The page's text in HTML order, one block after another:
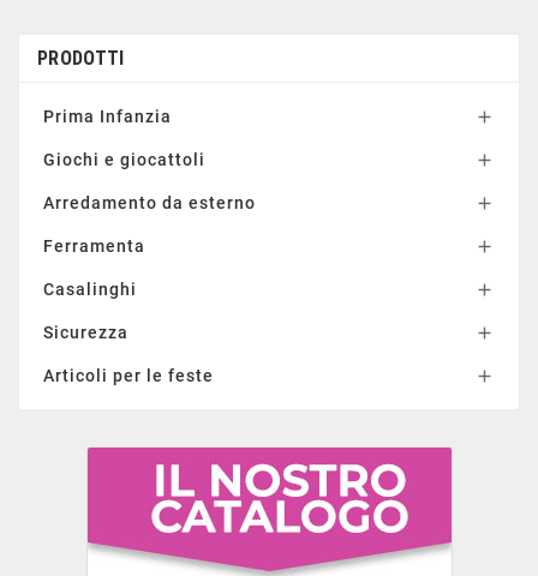
PRODOTTI
Prima Infanzia 
Giochi e giocattoli 
Arredamento da esterno 
Ferramenta 
Casalinghi 
Sicurezza 
Articoli per le feste 